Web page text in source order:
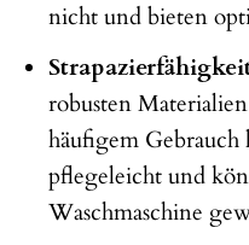
nicht und bieten
robusten
häufigem Gebrauch
pflegeleicht und
Waschmaschine